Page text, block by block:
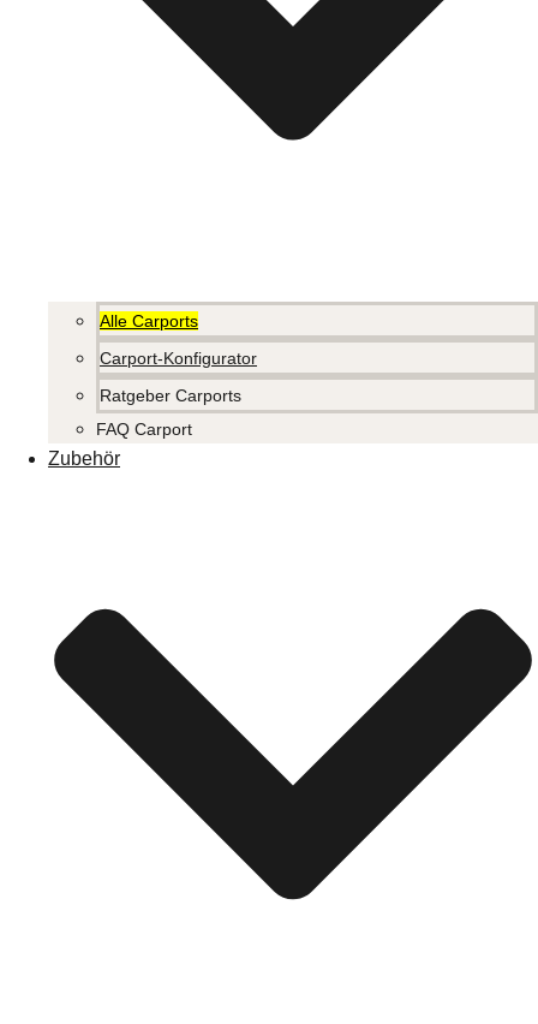
Alle Carports
Carport-Konfigurator
Ratgeber Carports
FAQ Carport
Zubehör